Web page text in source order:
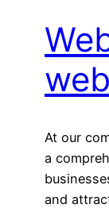
At our
a
and